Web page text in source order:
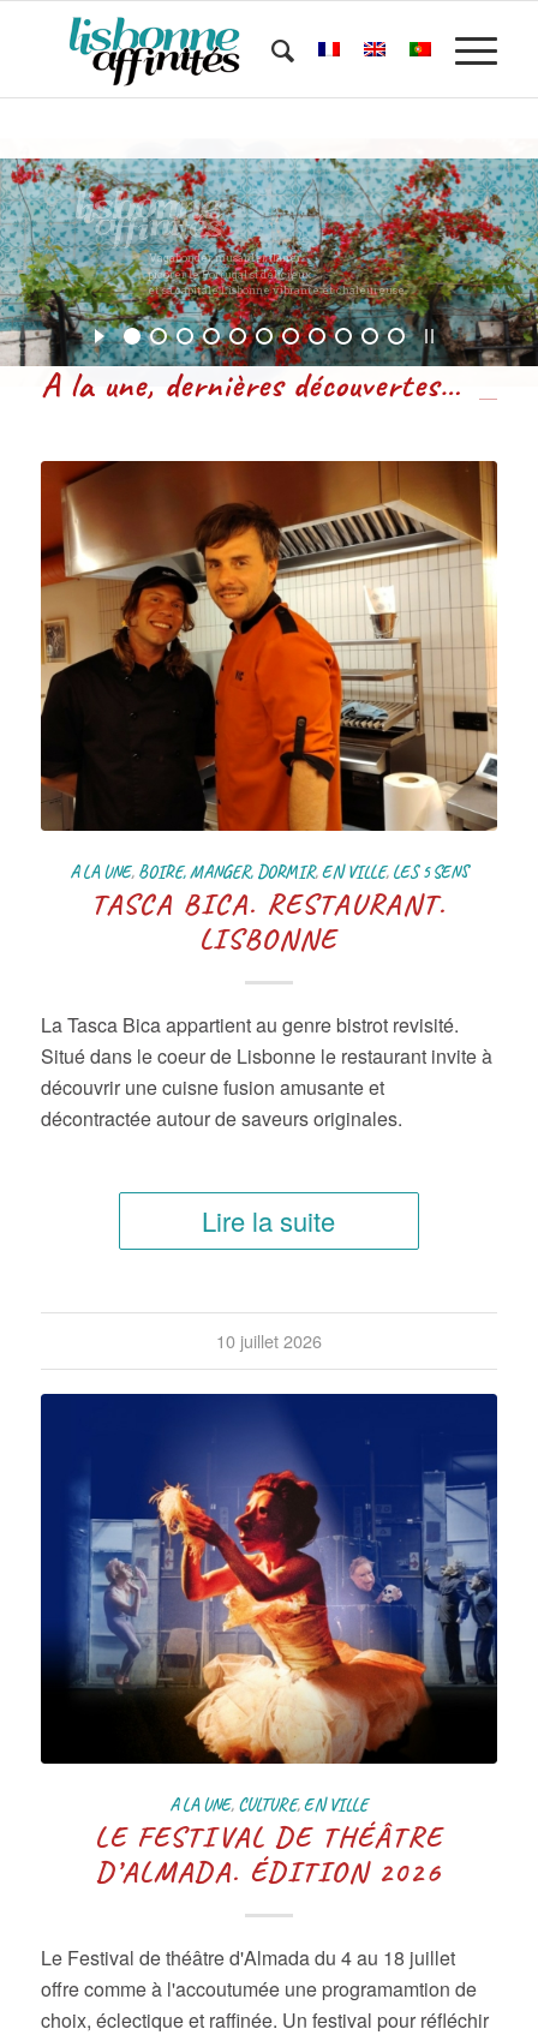
A la une, dernières découvertes…
A LA UNE, BOIRE, MANGER, DORMIR,EN VILLE, LES 5 SENS
TASCA BICA. RESTAURANT.
LISBONNE
La Tasca Bica appartient au genre bistrot revisité.
Situé dans le coeur de Lisbonne le restaurant invite à
découvrir une cuisne fusion amusante et
décontractée autour de saveurs originales.
Lire la suite
10 juillet 2026
A LA UNE, CULTURE,EN VILLE
LE FESTIVAL DE THÉÂTRE
D’ALMADA. ÉDITION 2026
Le Festival de théâtre d'Almada du 4 au 18 juillet
offre comme à l'accoutumée une programamtion de
choix, éclectique et raffinée. Un festival pour réfléchir